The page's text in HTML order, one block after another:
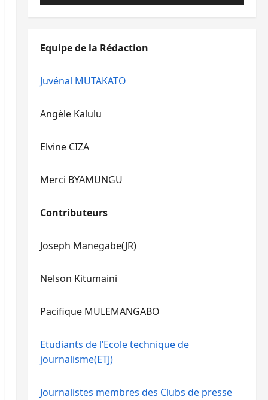
volume.
augmenter
ou
les
flèches
Equipe de la Rédaction
Juvénal MUTAKATO
Angèle Kalulu
Elvine CIZA
Merci BYAMUNGU
Contributeurs
Joseph Manegabe(JR)
Nelson Kitumaini
Pacifique MULEMANGABO
Etudiants de l’Ecole technique de
journalisme(ETJ)
Journalistes membres des Clubs de presse